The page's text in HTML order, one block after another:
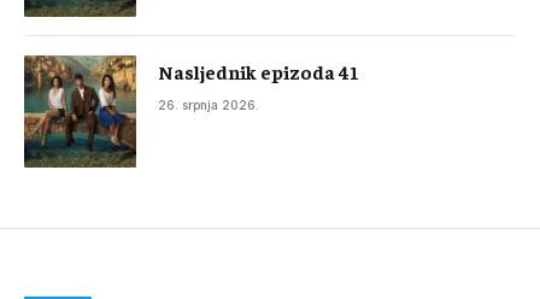
Nasljednik epizoda 41
26. srpnja 2026.